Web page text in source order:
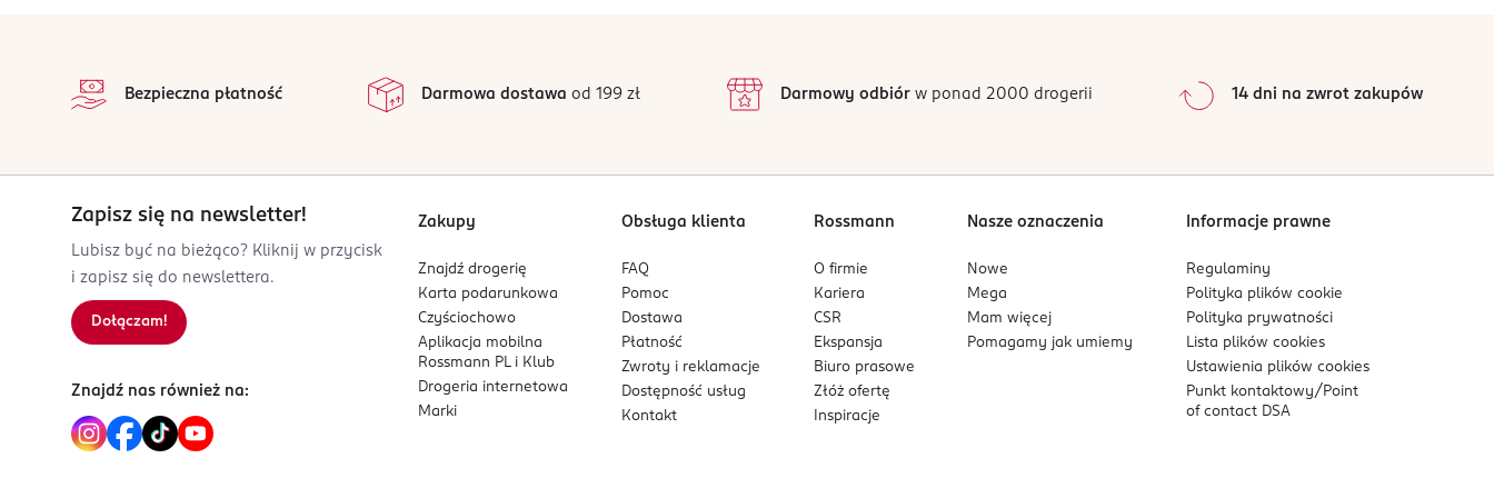
Dla kobiet, które cenią swobodę, lekkość i kobiecą energię w eleganckim wydaniu.
Bezpieczna płatność Darmowa dostawa od 199 zł Darmowy odbiórw ponad 2000 drogerii 14 dni na zwrot zakupów
Zapisz się na newsletter!
Lubisz być na bieżąco? Kliknij w przycisk
i zapisz się do newslettera.
Dołączam!
Znajdź nas również na:
Zakupy
Znajdź drogerię
Karta podarunkowa
Czyściochowo
Aplikacja mobilna
Rossmann PL i Klub
Drogeria internetowa
Marki
Obsługa klienta
FAQ
Pomoc
Dostawa
Płatność
Zwroty i reklamacje
Dostępność usług
Kontakt
Rossmann
O firmie
Kariera
CSR
Ekspansja
Biuro prasowe
Złóż ofertę
Inspiracje
Nasze oznaczenia
Nowe
Mega
Mam więcej
Pomagamy jak umiemy
Informacje prawne
Regulaminy
Polityka plikówcookie
Polityka prywatności
Lista plikówcookies
Ustawienia plikówcookies
Punkt kontaktowy/ Point
of contact DSA